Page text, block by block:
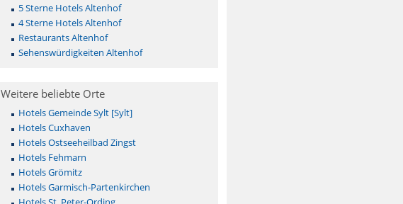
5 Sterne Hotels Altenhof
4 Sterne Hotels Altenhof
Restaurants Altenhof
Sehenswürdigkeiten Altenhof
Weitere beliebte Orte
Hotels Gemeinde Sylt [Sylt]
Hotels Cuxhaven
Hotels Ostseeheilbad Zingst
Hotels Fehmarn
Hotels Grömitz
Hotels Garmisch-Partenkirchen